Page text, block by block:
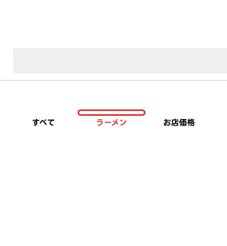
すべて ラーメン お店価格